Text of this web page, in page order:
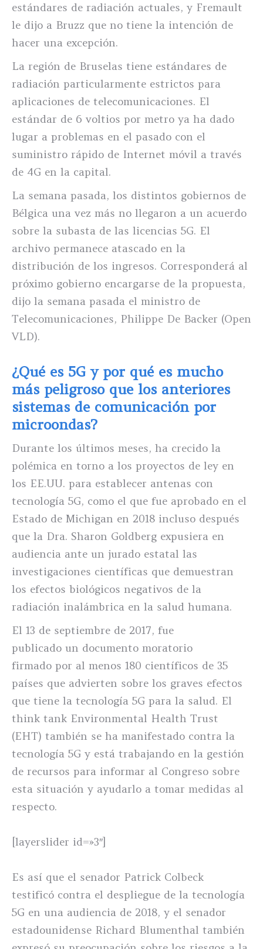
estándares de radiación actuales, y Fremault
le dijo a Bruzz que no tiene la intención de
hacer una excepción.
La región de Bruselas tiene estándares de
radiación particularmente estrictos para
aplicaciones de telecomunicaciones. El
estándar de 6 voltios por metro ya ha dado
lugar a problemas en el pasado con el
suministro rápido de Internet móvil a través
de 4G en la capital.
La semana pasada, los distintos gobiernos de
Bélgica una vez más no llegaron a un acuerdo
sobre la subasta de las licencias 5G. El
archivo permanece atascado en la
distribución de los ingresos. Corresponderá al
próximo gobierno encargarse de la propuesta,
dijo la semana pasada el ministro de
Telecomunicaciones, Philippe De Backer (Open
VLD).
¿Qué es 5G y por qué es mucho
más peligroso que los anteriores
sistemas de comunicación por
microondas?
Durante los últimos meses, ha crecido la
polémica en torno a los proyectos de ley en
los EE.UU. para establecer antenas con
tecnología 5G, como el que fue aprobado en el
Estado de Michigan en 2018 incluso después
que la Dra. Sharon Goldberg expusiera en
audiencia ante un jurado estatal las
investigaciones científicas que demuestran
los efectos biológicos negativos de la
radiación inalámbrica en la salud humana.
El 13 de septiembre de 2017, fue
publicado un documento moratorio
firmado por al menos 180 científicos de 35
países que advierten sobre los graves efectos
que tiene la tecnología 5G para la salud. El
think tank Environmental Health Trust
(EHT) también se ha manifestado contra la
tecnología 5G y está trabajando en la gestión
de recursos para informar al Congreso sobre
esta situación y ayudarlo a tomar medidas al
respecto.
[layerslider id=»3″]
Es así que el senador Patrick Colbeck
testificó contra el despliegue de la tecnología
5G en una audiencia de 2018, y el senador
estadounidense Richard Blumenthal también